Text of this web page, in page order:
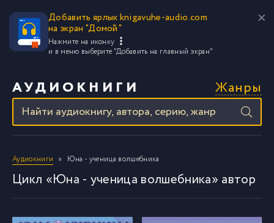
Добавить ярлык knigavuhe-audio.com
на экран "Домой"
Нажмите на иконку
и в меню выберите "Добавить на главный экран"
АУДИОКНИГИ Жанры
Аудиокниги Юна - ученица волшебника
Цикл «Юна - ученица волшебника» автор